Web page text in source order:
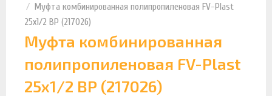
Муфта комбинированная полипропиленовая FV-Plast
25х1/2 ВР (217026)
Муфта комбинированная
полипропиленовая FV-Plast
25х1/2 ВР (217026)